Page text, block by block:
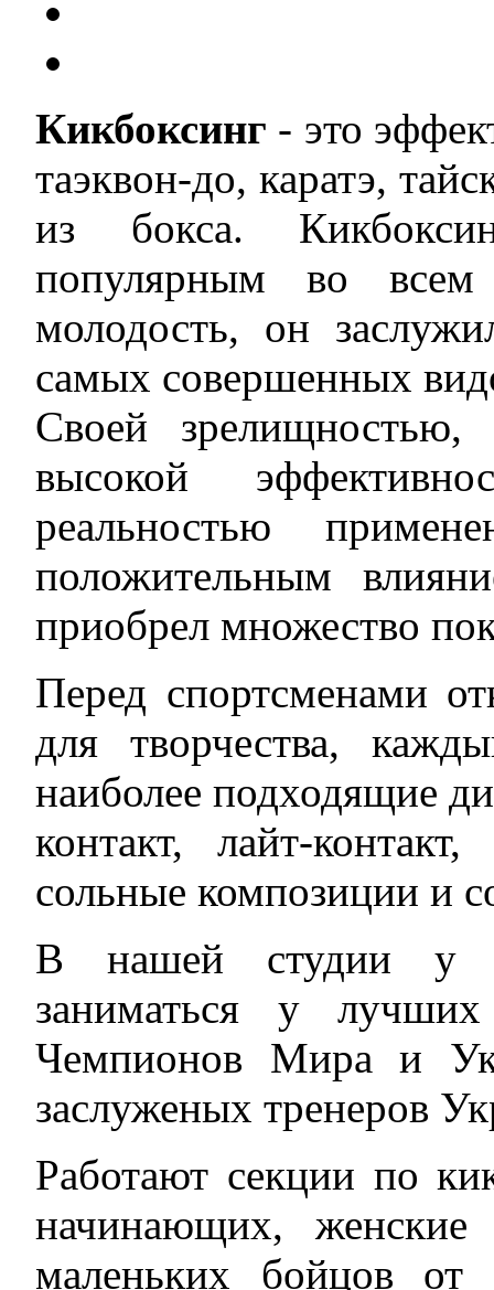
Кикбоксинг - это
таэквон-до, каратэ,
из бокса.
популярным во
молодость, он
самых совершенных
Своей зрелищностью,
высокой
реальностью
положительным
приобрел множество
Перед спортсменами
для творчества,
наиболее подходящие
контакт, лайт-
сольные композиции и
В нашей студии у
заниматься у
Чемпионов Мира и
заслуженых тренеров
Работают секции по
начинающих,
маленьких бойцов